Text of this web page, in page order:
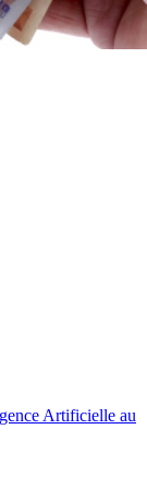
Artificielle au
Artificielle au